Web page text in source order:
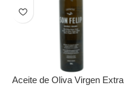
Aceite de Oliva Virgen Extra